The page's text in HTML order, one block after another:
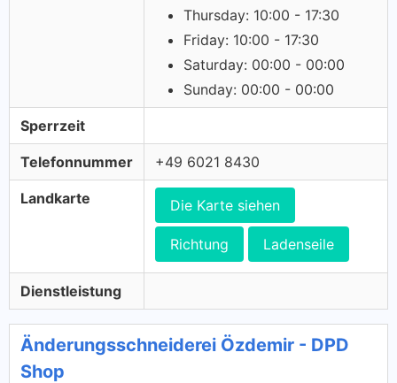
Thursday: 10:00 - 17:30
Friday: 10:00 - 17:30
Saturday: 00:00 - 00:00
Sunday: 00:00 - 00:00
Sperrzeit
Telefonnummer +49 6021 8430
Landkarte Die Karte siehen
Richtung Ladenseile
Dienstleistung
Änderungsschneiderei Özdemir - DPD
Shop